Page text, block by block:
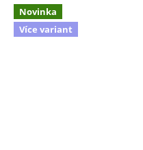
Novinka
Více variant